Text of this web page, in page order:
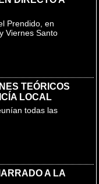
Prendido, en
Viernes Santo
TEÓRICOS
LOCAL
todas las
A LA